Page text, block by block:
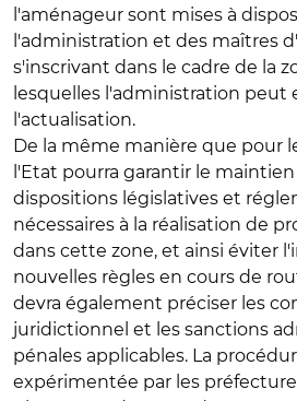
l'aménageur sont mises à
l'administration et des maîtres
s'inscrivant dans le cadre de la
lesquelles l'administration peut
l'actualisation.
De la même manière que pour
l'Etat pourra garantir le
dispositions législatives et
nécessaires à la réalisation de
dans cette zone, et ainsi éviter
nouvelles règles en cours de
devra également préciser les
juridictionnel et les sanctions
pénales applicables. La
expérimentée par les